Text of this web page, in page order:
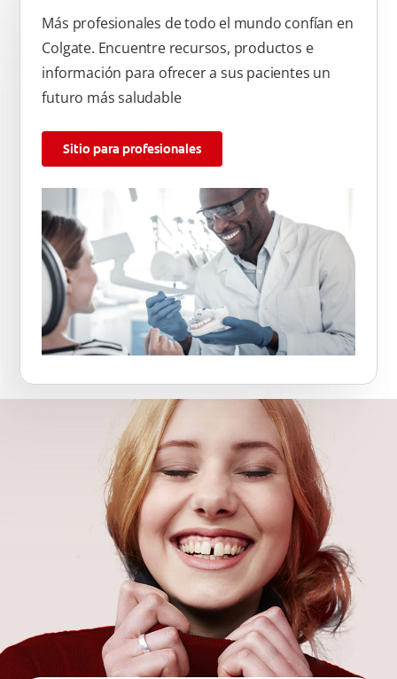
Más profesionales de todo el mundo confían en
Colgate. Encuentre recursos, productos e
información para ofrecer a sus pacientes un
futuro más saludable
Sitio para profesionales